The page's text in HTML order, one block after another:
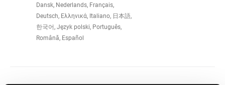
Dansk, Nederlands, Français,
Deutsch, Ελληνικά, Italiano, 日本語,
한국어, Język polski, Português,
Română, Español